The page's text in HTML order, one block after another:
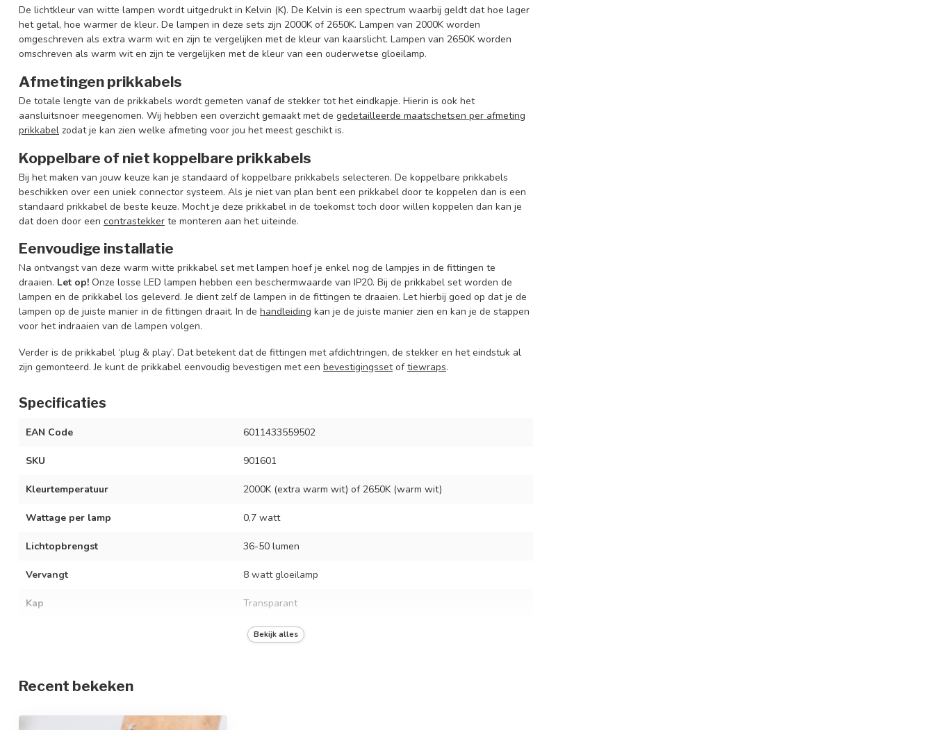
De lichtkleur van witte lampen wordt uitgedrukt in Kelvin (K). De Kelvin is een spectrum waarbij geldt dat hoe lager
het getal, hoe warmer de kleur. De lampen in deze sets zijn 2000K of 2650K. Lampen van 2000K worden
omgeschreven als extra warm wit en zijn te vergelijken met de kleur van kaarslicht. Lampen van 2650K worden
omschreven als warm wit en zijn te vergelijken met de kleur van een ouderwetse gloeilamp.
Afmetingen prikkabels
De totale lengte van de prikkabels wordt gemeten vanaf de stekker tot het eindkapje. Hierin is ook het
aansluitsnoer meegenomen. Wij hebben een overzicht gemaakt met de gedetailleerde maatschetsen per afmeting
prikkabel zodat je kan zien welke afmeting voor jou het meest geschikt is.
Koppelbare of niet koppelbare prikkabels
Bij het maken van jouw keuze kan je standaard of koppelbare prikkabels selecteren. De koppelbare prikkabels
beschikken over een uniek connector systeem. Als je niet van plan bent een prikkabel door te koppelen dan is een
standaard prikkabel de beste keuze. Mocht je deze prikkabel in de toekomst toch door willen koppelen dan kan je
dat doen door een contrastekker te monteren aan het uiteinde.
Eenvoudige installatie
Na ontvangst van deze warm witte prikkabel set met lampen hoef je enkel nog de lampjes in de fittingen te
draaien. Let op! Onze losse LED lampen hebben een beschermwaarde van IP20. Bij de prikkabel set worden de
lampen en de prikkabel los geleverd. Je dient zelf de lampen in de fittingen te draaien. Let hierbij goed op dat je de
lampen op de juiste manier in de fittingen draait. In de handleiding kan je de juiste manier zien en kan je de stappen
voor het indraaien van de lampen volgen.
Verder is de prikkabel ‘plug & play’. Dat betekent dat de fittingen met afdichtringen, de stekker en het eindstuk al
zijn gemonteerd. Je kunt de prikkabel eenvoudig bevestigen met een bevestigingssetoftiewraps.
Specificaties
EAN Code 6011433559502
SKU 901601
Kleurtemperatuur 2000K (extra warm wit) of 2650K (warm wit)
Wattage per lamp 0,7 watt
Lichtopbrengst 36-50 lumen
Vervangt 8 watt gloeilamp
Kap Transparant
Polycarbonaat
Dimbaar
Afmeting LED lamp
Bekijk alles
Recent bekeken